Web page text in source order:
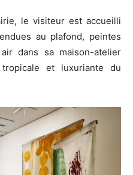
le visiteur est accueilli
au plafond, peintes
dans sa maison-atelier
et luxuriante du